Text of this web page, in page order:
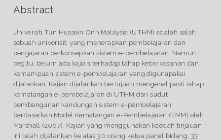
Abstract
Universiti Tun Hussein Onn Malaysia (UTHM) adalah salah
sebuah univerisiti yang menerapkan pembeiajaran dan
pengajaran berkonsepkan sistem e-pembelajaran. Namun
begitu, belum ada kajian terhadap tahap keberkesanan dan
kemampuan sistem e-pembelajaran yang digunapakai
dijalankan. Kajian dijalankan bertujuan mengenal pasti tahap
kematangan e-pembelajaran di UTHM dari sudut
pembangunan kandungan sistem e-pembelajaran
berdasarkan Model Kematangan e-Pembelajaran (EMM) oleh
Marshall (2007). Kajian yang menggunakan kaedah tinjauan
ini telah dijalankan ke atas 30 orang ketua panel bidang, 33